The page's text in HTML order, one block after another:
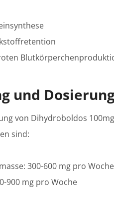
und
von Dihydroboldos
sind:
300-600 mg pro Woche
900 mg pro Woche